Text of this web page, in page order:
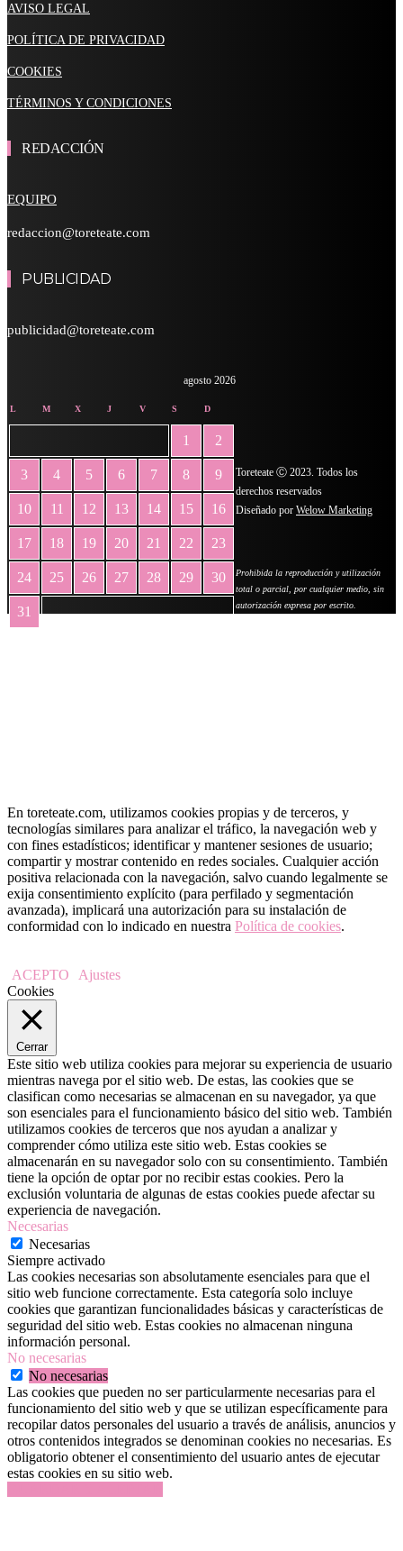
AVISO LEGAL
POLÍTICA DE PRIVACIDAD
COOKIES
TÉRMINOS Y CONDICIONES
REDACCIÓN
EQUIPO
redaccion@toreteate.com
PUBLICIDAD
publicidad@toreteate.com
agosto 2026
L M X J V S D
1 2
3 4 5 6 7 8 9
10 11 12 13 14 15 16
17 18 19 20 21 22 23
24 25 26 27 28 29 30
31
Toreteate Ⓒ 2023. Todos los
derechos reservados
Diseñado por Welow Marketing
Prohibida la reproducción y utilización
total o parcial, por cualquier medio, sin
autorización expresa por escrito.
En toreteate.com, utilizamos cookies propias y de terceros, y
tecnologías similares para analizar el tráfico, la navegación web y
con fines estadísticos; identificar y mantener sesiones de usuario;
compartir y mostrar contenido en redes sociales. Cualquier acción
positiva relacionada con la navegación, salvo cuando legalmente se
exija consentimiento explícito (para perfilado y segmentación
avanzada), implicará una autorización para su instalación de
conformidad con lo indicado en nuestra Política de cookies.
ACEPTO
Ajustes
Cookies
Cerrar
Este sitio web utiliza cookies para mejorar su experiencia de usuario
mientras navega por el sitio web. De estas, las cookies que se
clasifican como necesarias se almacenan en su navegador, ya que
son esenciales para el funcionamiento básico del sitio web. También
utilizamos cookies de terceros que nos ayudan a analizar y
comprender cómo utiliza este sitio web. Estas cookies se
almacenarán en su navegador solo con su consentimiento. También
tiene la opción de optar por no recibir estas cookies. Pero la
exclusión voluntaria de algunas de estas cookies puede afectar su
experiencia de navegación.
Necesarias
Necesarias
Siempre activado
Las cookies necesarias son absolutamente esenciales para que el
sitio web funcione correctamente. Esta categoría solo incluye
cookies que garantizan funcionalidades básicas y características de
seguridad del sitio web. Estas cookies no almacenan ninguna
información personal.
No necesarias
No necesarias
Las cookies que pueden no ser particularmente necesarias para el
funcionamiento del sitio web y que se utilizan específicamente para
recopilar datos personales del usuario a través de análisis, anuncios y
otros contenidos integrados se denominan cookies no necesarias. Es
obligatorio obtener el consentimiento del usuario antes de ejecutar
estas cookies en su sitio web.